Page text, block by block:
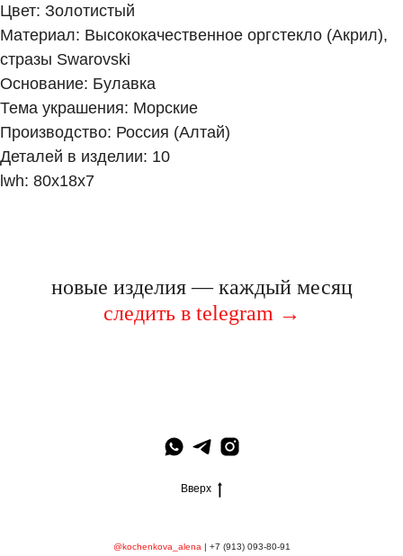
Цвет: Золотистый
Материал: Высококачественное оргстекло (Акрил),
стразы Swarovski
Основание: Булавка
Тема украшения: Морские
Производство: Россия (Алтай)
Деталей в изделии: 10
lwh: 80x18x7
новые изделия — каждый месяц
следить в telegram →
Вверх
@kochenkova_alena| +7 (913) 093-80-91